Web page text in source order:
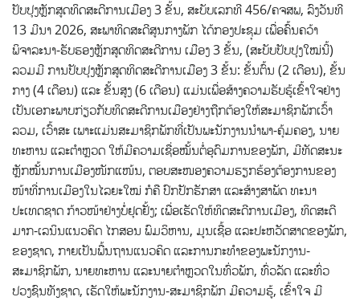
ປັບປຸງຫຼັກສູດທິດສະດີການເມືອງ 3 ຂັ້ນ, ສະບັບເລກທີ 456/ຄຈສພ, ລົງວັນທີ
13 ມີນາ 2026, ສະພາທິດສະດີສູນກາງພັກ ໄດ້ກອງປະຊຸມ ເພື່ອຄົ້ນຄວ້າ
ພິຈາລະນາ-ຮັບຮອງຫຼັກສູດທິດສະດີການ ເມືອງ 3 ຂັ້ນ, (ສະບັບປັບປຸງໃໝ່ນີ້)
ລວມມີ ການປັບປຸງຫຼັກສູດທິດສະດີການເມືອງ 3 ຂັ້ນ: ຂັ້ນຕົ້ນ (2 ເດືອນ), ຂັ້ນ
ກາງ (4 ເດືອນ) ແລະ ຂັ້ນສູງ (6 ເດືອນ) ແມ່ນເພື່ອສ້າງຄວາມຮັບຮູ້ເຂົ້າໃຈຢ່າງ
ເປັນເອກະພາບກ່ຽວກັບທິດສະດີການເມືອງຢ່າງຖືກຕ້ອງໃຫ້ສະມາຊິກພັກເວົ້າ
ລວມ, ເວົ້າສະ ເພາະແມ່ນສະມາຊິກພັກທີ່ເປັນພະນັກງານນໍາພາ-ຄຸ້ມຄອງ, ນາຍ
ທະຫານ ແລະຕໍາຫຼວດ ໃຫ້ມີຄວາມເຊື່ອໝັ້ນຕໍ່ອຸດົມການຂອງພັກ, ມີທັດສະນະ
ຫຼັກໝັ້ນການເມືອງໜັກແໜ້ນ, ຕອບສະໜອງຄວາມຮຽກຮ້ອງຕ້ອງການຂອງ
ໜ້າທີ່ການເມືອງໃນໄລຍະໃໝ່ ກໍຄື ປົກປັກຮັກສາ ແລະສ້າງສາພັດ ທະນາ
ປະເທດຊາດ ກ້າວໜ້າຢ່າງບໍ່ຢຸດຢັ້ງ; ເພື່ອເຮັດໃຫ້ທິດສະດີການເມືອງ, ທິດສະດີ
ມາກ-ເລນິນແນວຄິດ ໄກສອນ ພົມວິຫານ, ມູນເຊື້ອ ແລະປະຫວັດສາດຂອງພັກ,
ຂອງຊາດ, ກາຍເປັນພື້ນຖານແນວຄິດ ແລະການກະທໍາຂອງພະນັກງານ-
ສະມາຊິກພັກ, ນາຍທະຫານ ແລະນາຍຕໍາຫຼວດໃນທົ່ວພັກ, ທົ່ວລັດ ແລະທົ່ວ
ປວງຊົນທັງຊາດ, ເຮັດໃຫ້ພະນັກງານ-ສະມາຊິກພັກ ມີຄວາມຮູ້, ເຂົ້າໃຈ ມີ